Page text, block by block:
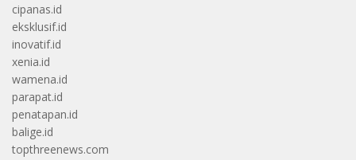
cipanas.id
eksklusif.id
inovatif.id
xenia.id
wamena.id
parapat.id
penatapan.id
balige.id
topthreenews.com